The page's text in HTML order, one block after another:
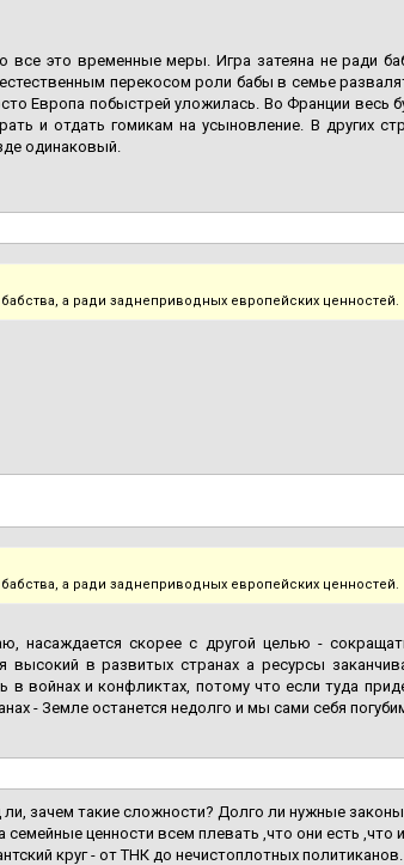
все это временные меры. Игра затеяна не ради
перекосом роли бабы в семье
Европа побыстрей уложилась. Во Франции весь
и отдать гомикам на усыновление. В других
одинаковый.
бабства, а ради заднеприводных европейских ценностей.
бабства, а ради заднеприводных европейских ценностей.
насаждается скорее с другой целью -
высокий в развитых странах а ресурсы
в войнах и конфликтах, потому что если туда
- Земле останется недолго и мы сами себя
ли, зачем такие сложности? Долго ли нужные
ценности всем плевать ,что они есть ,что
круг - от ТНК до нечистоплотных